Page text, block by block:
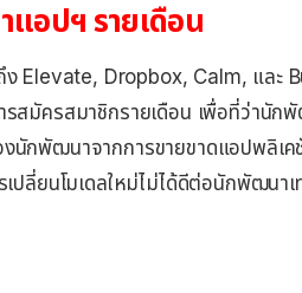
อปฯ รายเดือน
Elevate, Dropbox, Calm, และ
สมัครสมาชิกรายเดือน เพื่อที่ว่านัก
นักพัฒนาจากการขายขาดแอปพลิเค
ปลี่ยนโมเดลใหม่ไม่ได้ดีต่อนักพัฒนา